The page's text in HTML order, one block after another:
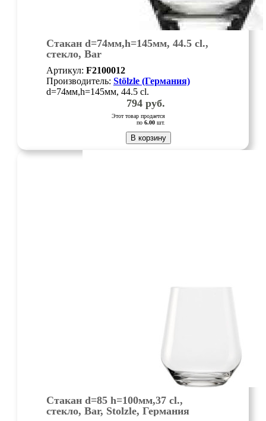
Стакан d=74мм,h=145мм, 44.5 cl.,
стекло, Bar
Артикул: F2100012
Производитель: Stölzle (Германия)
d=74мм,h=145мм, 44.5 cl.
794руб.
Этот товар продается
по 6.00шт.
В корзину
Стакан d=85 h=100мм,37 cl.,
стекло, Bar, Stolzle, Германия